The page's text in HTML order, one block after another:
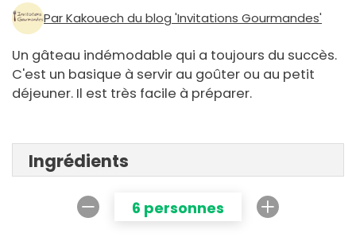
Par Kakouech du blog 'Invitations Gourmandes'
Un gâteau indémodable qui a toujours du succès.
C'est un basique à servir au goûter ou au petit
déjeuner. Il est très facile à préparer.
Ingrédients
6 personnes